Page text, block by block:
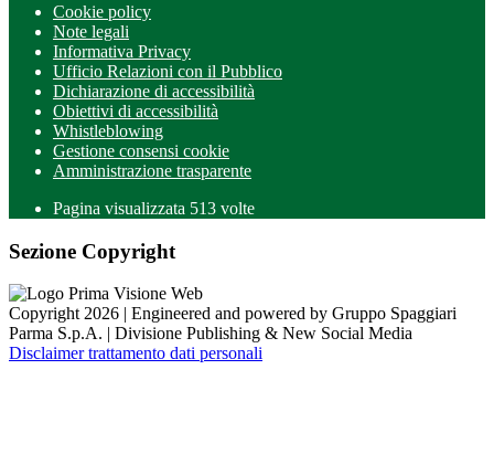
Cookie policy
Note legali
Informativa Privacy
Ufficio Relazioni con il Pubblico
Dichiarazione di accessibilità
Obiettivi di accessibilità
Whistleblowing
Gestione consensi cookie
Amministrazione trasparente
Pagina visualizzata 513 volte
Sezione Copyright
Copyright 2026 | Engineered and powered by Gruppo Spaggiari
Parma S.p.A. | Divisione Publishing & New Social Media
Disclaimer trattamento dati personali